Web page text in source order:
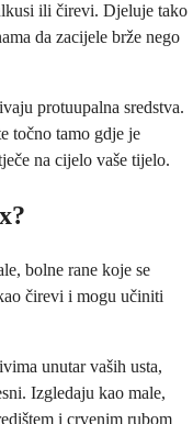
ili čirevi. Djeluje tako
da zacijele brže nego
protuupalna sredstva.
točno tamo gdje je
na cijelo vaše tijelo.
bolne rane koje se
čirevi i mogu učiniti
unutar vaših usta,
Izgledaju kao male,
i crvenim rubom